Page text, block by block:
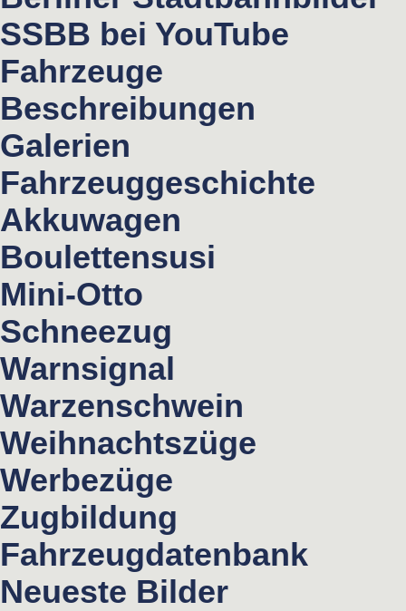
SSBB bei YouTube
Fahrzeuge
Beschreibungen
Galerien
Fahrzeuggeschichte
Akkuwagen
Boulettensusi
Mini-Otto
Schneezug
Warnsignal
Warzenschwein
Weihnachtszüge
Werbezüge
Zugbildung
Fahrzeugdatenbank
Neueste Bilder